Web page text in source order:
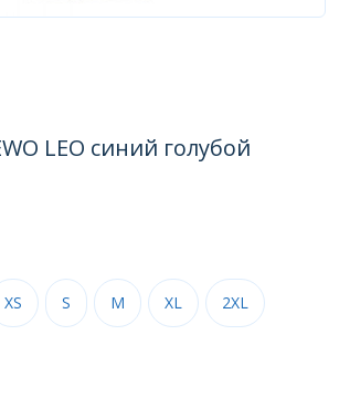
LEO синий голубой
XS S M XL 2XL